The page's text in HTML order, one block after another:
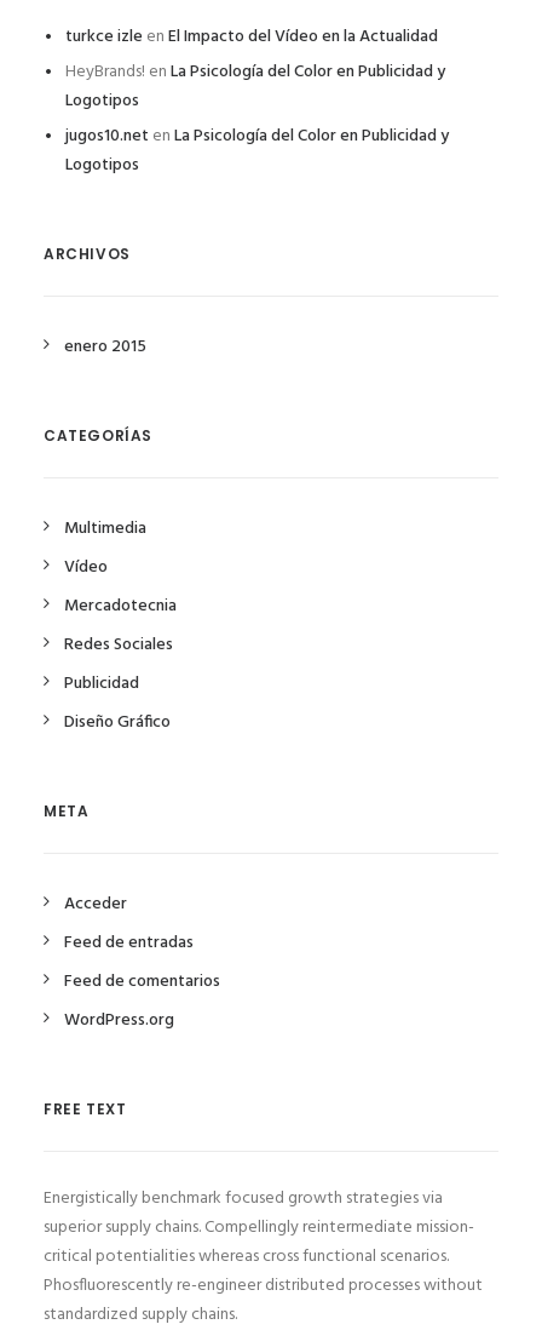
turkce izle enEl Impacto del Vídeo en la Actualidad
HeyBrands! enLa Psicología del Color en Publicidad y
Logotipos
jugos10.net enLa Psicología del Color en Publicidad y
Logotipos
ARCHIVOS
enero 2015
CATEGORÍAS
Multimedia
Vídeo
Mercadotecnia
Redes Sociales
Publicidad
Diseño Gráfico
META
Acceder
Feed de entradas
Feed de comentarios
WordPress.org
FREE TEXT
Energistically benchmark focused growth strategies via
superior supply chains. Compellingly reintermediate mission-
critical potentialities whereas cross functional scenarios.
Phosfluorescently re-engineer distributed processes without
standardized supply chains.